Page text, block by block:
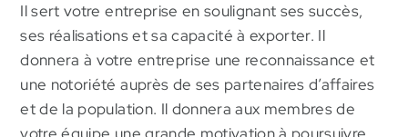
Il sert votre entreprise en soulignant ses succès,
ses réalisations et sa capacité à exporter. Il
donnera à votre entreprise une reconnaissance et
une notoriété auprès de ses partenaires d’affaires
et de la population. Il donnera aux membres de